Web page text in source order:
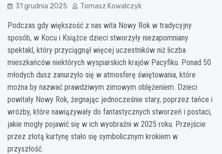
31 grudnia 2025 Tomasz Kowalczyk
Podczas gdy większość z nas wita Nowy Rok w tradycyjny
sposób, w Kocu i Książce dzieci stworzyły niezapomniany
spektakl, który przyciągnął więcej uczestników niż liczba
mieszkańców niektórych wyspiarskich krajów Pacyfiku. Ponad 50
młodych dusz zanurzyło się w atmosferę świętowania, które
można by nazwać prawdziwym zimowym oblężeniem. Dzieci
powitały Nowy Rok, żegnając jednocześnie stary, poprzez tańce i
wróżby, które nawiązywały do fantastycznych stworzeń i postaci,
jakie mogły pojawić się w ich wyobraźni w 2025 roku. Przejście
przez złotą kurtynę stało się symbolicznym krokiem w
przyszłość.